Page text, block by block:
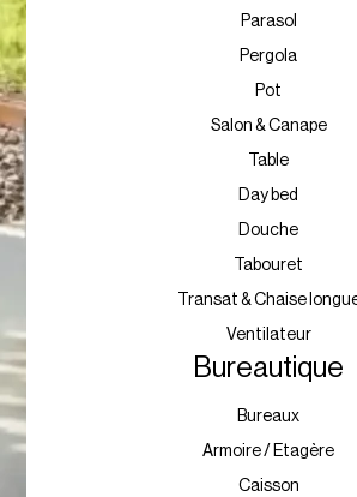
Parasol
Pergola
Pot
Salon & Canape
Table
Day bed
Douche
Tabouret
Transat & Chaise
Ventilateur
Bureautique
Bureaux
Armoire / Etagère
Caisson